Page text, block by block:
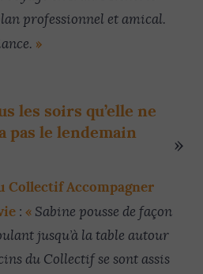
professionnel et amical.
»
les soirs qu’elle ne
pas le lendemain
Collectif Accompagner
: « Sabine pousse de façon
jusqu’à la table autour
du Collectif se sont assis